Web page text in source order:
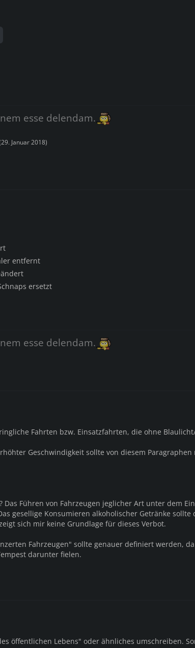
esse delendam.
29. Januar 2018)
entfernt
ersetzt
esse delendam.
Fahrten bzw. Einsatzfahrten, die ohne
Geschwindigkeit sollte von diesem Paragraphen
Das Führen von Fahrzeugen jeglicher Art unter dem
gesellige Konsumieren alkoholischer Getränke sollte
sich mir keine Grundlage für dieses Verbot.
Fahrzeugen" sollte genauer definiert werden,
darunter fielen.
öffentlichen Lebens" oder ähnliches umschreiben.